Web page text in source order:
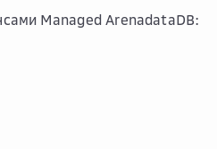
Managed ArenadataDB: